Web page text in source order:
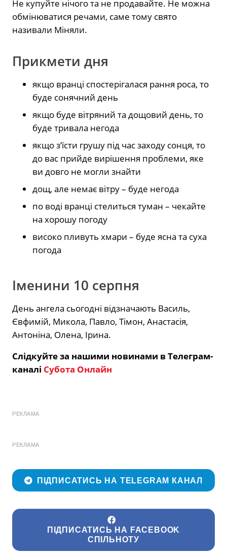
Не купуйте нічого та не продавайте. Не можна
обмінюватися речами, саме тому свято
називали Міняли.
Прикмети дня
якщо вранці спостерігалася рання роса, то
буде сонячний день
якщо буде вітряний та дощовий день, то
буде тривала негода
якщо з’їсти грушу під час заходу сонця, то
до вас прийде вирішення проблеми, яке
ви довго не могли знайти
дощ, але немає вітру – буде негода
по воді вранці стелиться туман – чекайте
на хорошу погоду
високо пливуть хмари – буде ясна та суха
погода
Іменини 10 серпня
День ангела сьогодні відзначають Василь,
Євфимій, Микола, Павло, Тімон, Анастасія,
Антоніна, Олена, Ірина.
Слідкуйте за нашими новинами в Телеграм-
каналі Субота Онлайн
РЕКЛАМА
РЕКЛАМА
ПІДПИСАТИСЬ НА TELEGRAM КАНАЛ
ПІДПИСАТИСЬ НА FACEBOOK
СПІЛЬНОТУ